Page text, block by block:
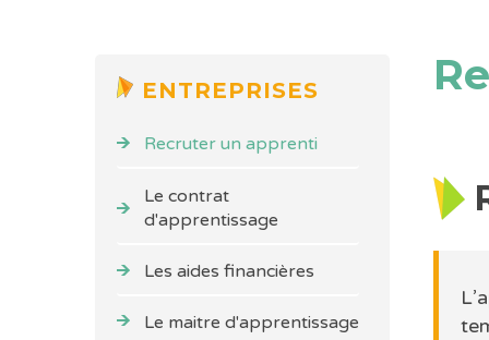
ENTREPRISES
Recruter un apprenti
Le contrat
d'apprentissage
Les aides financières
Le maitre d'apprentissage